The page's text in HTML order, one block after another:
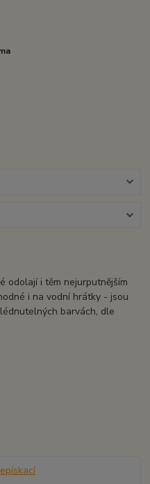
odolají i těm nejurputnějším
i na vodní hrátky - jsou
barvách, dle